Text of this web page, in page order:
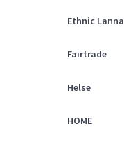
Ethnic Lanna
Fairtrade
Helse
HOME